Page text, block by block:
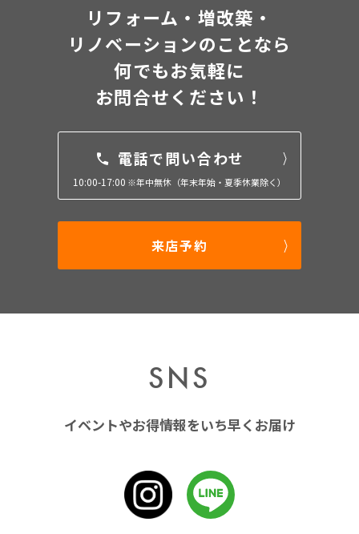
リフォーム・増改築・
リノベーションのことなら
何でもお気軽に
お問合せください！
電話で問い合わせ
10:00-17:00 ※年中無休（年末年始・夏季休業除く）
来店予約
SNS
イベントやお得情報をいち早くお届け